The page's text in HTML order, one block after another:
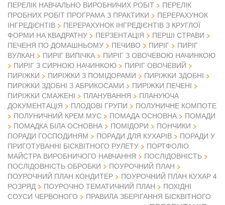
ПЕРЕЛІК НАВЧАЛЬНО ВИРОБНИЧИХ РОБІТ
ПЕРЕЛІК
ПРОБНИХ РОБІТ ПРОГРАМА З ПРАКТИКИ
ПЕРЕРАХУНОК
ІНГРЕДІЄНТІВ
ПЕРЕРАХУНОК ІНГРЕДІЄНТІВ З КРУГЛОЇ
ФОРМИ НА КВАДРАТНУ
ПЕРЗЕНТАЦІЯ
ПЕРШІ СТРАВИ
ПЕЧЕНЯ ПО ДОМАШНЬОМУ
ПЕЧИВО ПИРІГ
ПИРІГ
ВУЛКАН
ПИРІГ ВИПІЧКА
ПИРІГ З ОВОЧЕВОЮ НАЧИНКОЮ
ПИРІГ З СИРНОЮ НАЧИНКОЮ
ПИРІГ ОВОЧЕВИЙ
ПИРІЖКИ
ПИРІЖКИ З ПОМІДОРАМИ
ПИРІЖКИ ЗДОБНІ
ПИРІЖКИ ЗДОБНІ З АБРИКОСАМИ
ПИРІЖКИ ПЕЧЕНІ
ПИРІЖКИ СМАЖЕНІ
ПЛАНУВАННЯ
ПЛАНУЮЧА
ДОКУМЕНТАЦІЯ
ПЛОДОВІ ГРУПИ
ПОЛУНИЧНЕ КОМПОТЕ
ПОЛУНИЧНИЙ КРЕМ МУС
ПОМАДА ОСНОВНА
ПОМАДИ
ПОМАДКА БІЛА ОСНОВНА
ПОМІДОРИ
ПОНЧИКИ
ПОРАДИ ГОСПОДИНЯМ
ПОРАДИ ДЛЯ КУХАРІВ
ПОРАДИ У
ПРИГОТУВАННІ БІСКВІТНОГО РУЛЕТУ
ПОРТФОЛІО
МАЙСТРА ВИРОБНИЧОГО НАВЧАННЯ
ПОСЛІДОВНІСТЬ
ПОСЛІДОВНІСТЬ ОБРОБКИ
ПОУРОЧНИЙ ПЛАН
ПОУРОЧНИЙ ПЛАН КОНДИТЕР
ПОУРОЧНИЙ ПЛАН КУХАР 4
РОЗРЯД
ПОУРОЧНО ТЕМАТИЧНИЙ ПЛАН
ПОХІДНІ
СОУСИ ЧЕРВОНОГО
ПРАВИЛА ЗБЕРІГАННЯ БІСКВІТНОГО